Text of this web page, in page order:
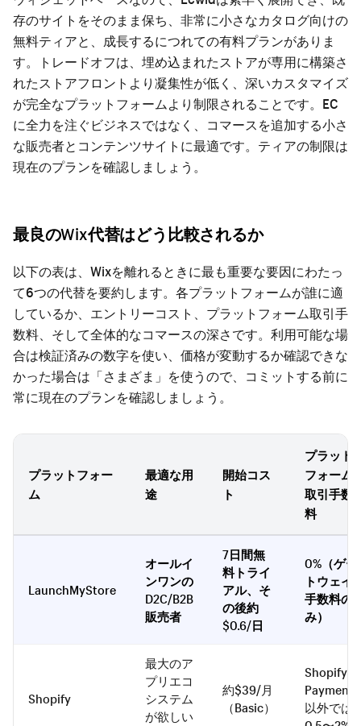
存のサイトをそのまま保ち、非常に小さなカタログ向けの
無料ティアと、成長するにつれての有料プランがありま
す。トレードオフは、埋め込まれたストアが専用に構築さ
れたストアフロントより凝集性が低く、深いカスタマイズ
が完全なプラットフォームより制限されることです。EC
に全力を注ぐビジネスではなく、コマースを追加する小さ
な販売者とコンテンツサイトに最適です。ティアの制限は
現在のプランを確認しましょう。
最良のWix代替はどう比較されるか
以下の表は、Wixを離れるときに最も重要な要因にわたっ
て6つの代替を要約します。各プラットフォームが誰に適
しているか、エントリーコスト、プラットフォーム取引手
数料、そして全体的なコマースの深さです。利用可能な場
合は検証済みの数字を使い、価格が変動するか確認できな
かった場合は「さまざま」を使うので、コミットする前に
常に現在のプランを確認しましょう。
プラットフォー
ム
最適な用
途
開始コス
ト
プラット
フォーム
取引手数
料
LaunchMyStore
オールイ
ンワンの
D2C/B2B
販売者
7日間無
料トライ
アル、そ
の後約
$0.6/日
0%（ゲー
トウェイ
手数料の
み）
Shopify
最大のア
プリエコ
システム
が欲しい
約$39/月
（Basic）
Shopify
Payments
以外では